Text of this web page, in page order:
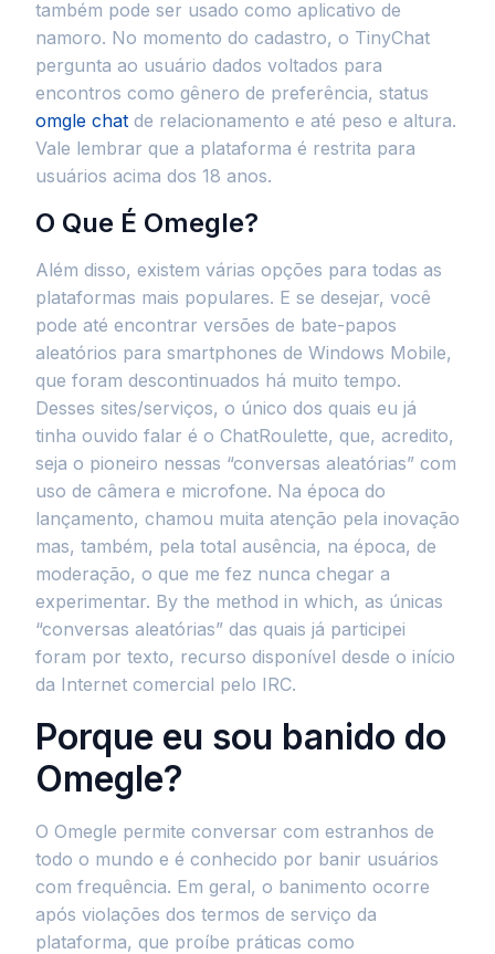
também pode ser usado como aplicativo de
namoro. No momento do cadastro, o TinyChat
pergunta ao usuário dados voltados para
encontros como gênero de preferência, status
omgle chat de relacionamento e até peso e altura.
Vale lembrar que a plataforma é restrita para
usuários acima dos 18 anos.
O Que É Omegle?
Além disso, existem várias opções para todas as
plataformas mais populares. E se desejar, você
pode até encontrar versões de bate-papos
aleatórios para smartphones de Windows Mobile,
que foram descontinuados há muito tempo.
Desses sites/serviços, o único dos quais eu já
tinha ouvido falar é o ChatRoulette, que, acredito,
seja o pioneiro nessas “conversas aleatórias” com
uso de câmera e microfone. Na época do
lançamento, chamou muita atenção pela inovação
mas, também, pela total ausência, na época, de
moderação, o que me fez nunca chegar a
experimentar. By the method in which, as únicas
“conversas aleatórias” das quais já participei
foram por texto, recurso disponível desde o início
da Internet comercial pelo IRC.
Porque eu sou banido do
Omegle?
O Omegle permite conversar com estranhos de
todo o mundo e é conhecido por banir usuários
com frequência. Em geral, o banimento ocorre
após violações dos termos de serviço da
plataforma, que proíbe práticas como